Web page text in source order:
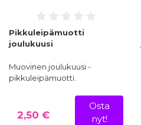
Pikkuleipämuotti
joulukuusi
Muovinen joulukuusi -
pikkuleipämuotti.
2,50 €
Osta
nyt!